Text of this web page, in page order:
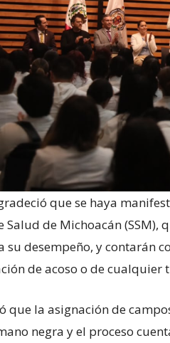
que se haya
Salud de Michoacán (SSM),
su desempeño, y contarán
de acoso o de cualquier
que la asignación de
negra y el proceso